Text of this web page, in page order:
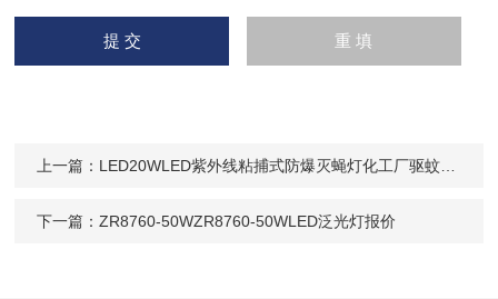
上一篇： LED20WLED紫外线粘捕式防爆灭蝇灯化工厂驱蚊灭虫
下一篇：ZR8760-50WZR8760-50WLED泛光灯报价